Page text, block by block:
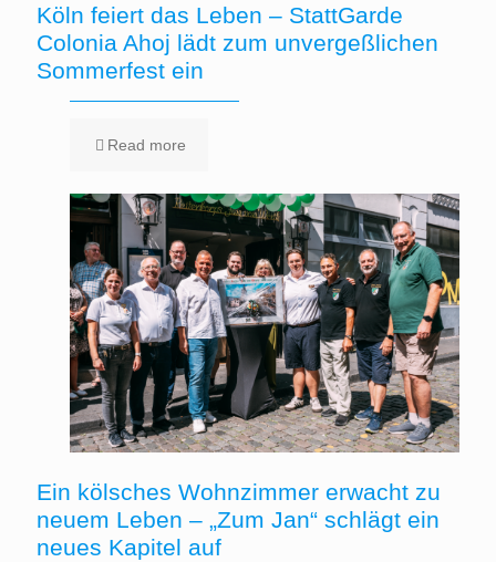
Köln feiert das Leben – StattGarde
Colonia Ahoj lädt zum unvergeßlichen
Sommerfest ein
Read more
Ein kölsches Wohnzimmer erwacht zu
neuem Leben – „Zum Jan“ schlägt ein
neues Kapitel auf